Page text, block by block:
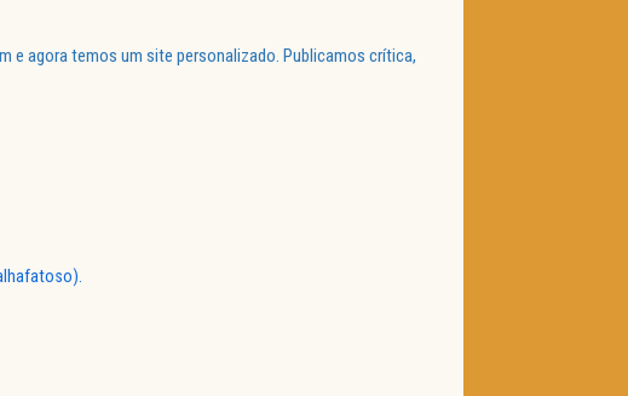
e agora temos um site personalizado. Publicamos crítica,